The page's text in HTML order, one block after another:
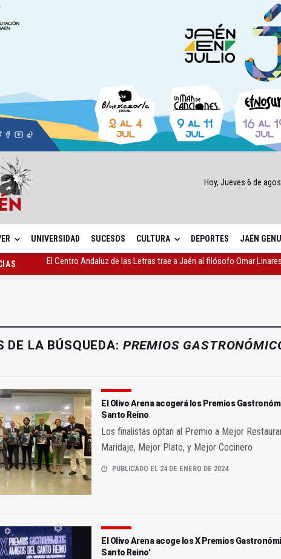
Hoy, Jueves 6 de
UNIVERSIDAD SUCESOS CULTURA DEPORTES JAÉN
Vilches contará con 13,7 millones para los daños del temporal
DE LA BÚSQUEDA: PREMIOS
El Olivo Arena acogerá los Premios
Santo Reino
Los finalistas optan al Premio a Mejor
Maridaje, Mejor Plato, y Mejor Cocinero
PUBLICADO EL 24 DE ENERO DE 2024
El Olivo Arena acoge los X Premios
Santo Reino'